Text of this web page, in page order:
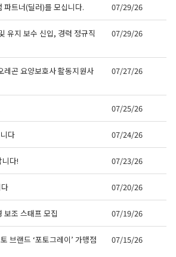
파트너(딜러)를 모십니다. 07/29/26
유지 보수 신입, 경력 정규직
07/29/26
곤 요양보호사 활동지원사
07/27/26
07/25/26
다 07/24/26
다! 07/23/26
07/20/26
보조 스태프 모집 07/19/26
브랜드 ‘포토그레이’ 가맹점
07/15/26